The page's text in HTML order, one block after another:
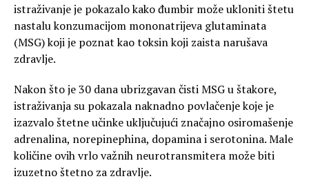
istraživanje je pokazalo kako đumbir može ukloniti štetu
nastalu konzumacijom mononatrijeva glutaminata
(MSG) koji je poznat kao toksin koji zaista narušava
zdravlje.
Nakon što je 30 dana ubrizgavan čisti MSG u štakore,
istraživanja su pokazala naknadno povlačenje koje je
izazvalo štetne učinke uključujući značajno osiromašenje
adrenalina, norepinephina, dopamina i serotonina. Male
količine ovih vrlo važnih neurotransmitera može biti
izuzetno štetno za zdravlje.